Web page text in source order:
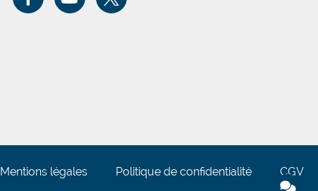
Mentions légales Politique de confidentialité CGV